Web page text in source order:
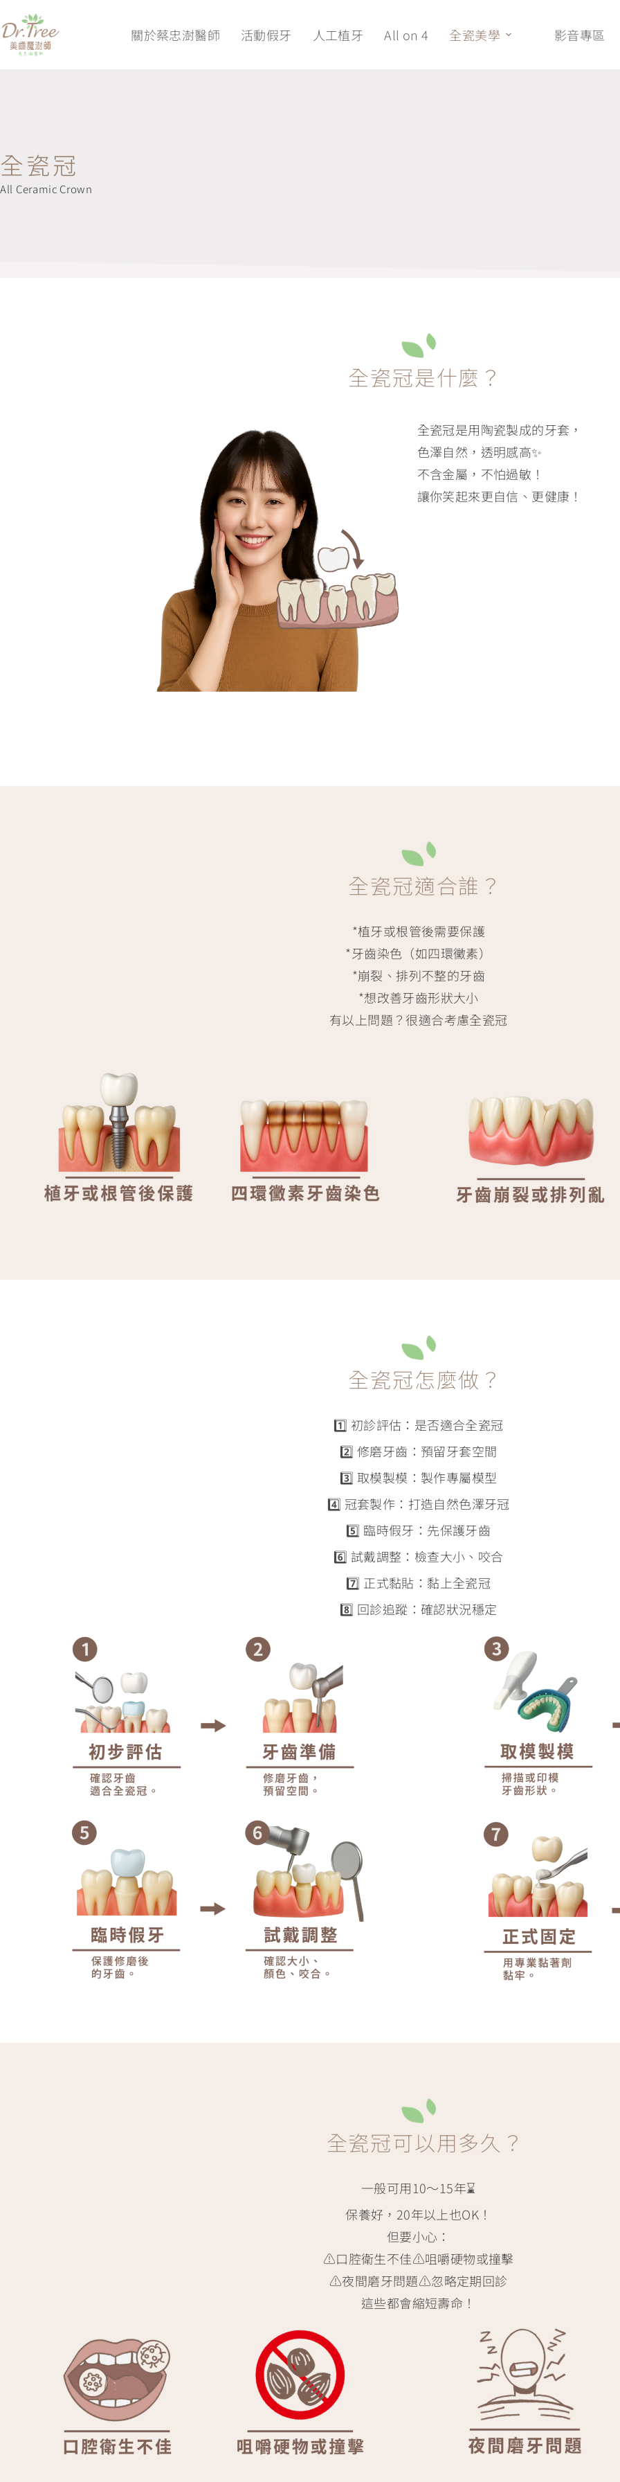
關於蔡忠澍醫師 活動假牙 人工植牙 All on 4 全瓷美學 影音專區
全瓷冠
All Ceramic Crown
全瓷冠是什麼？
全瓷冠是用陶瓷製成的牙套，
色澤自然，透明感高✨
不含金屬，不怕過敏！
讓你笑起來更自信、更健康！
全瓷冠適合誰？
*植牙或根管後需要保護
*牙齒染色（如四環黴素）
*崩裂、排列不整的牙齒
*想改善牙齒形狀大小
有以上問題？很適合考慮全瓷冠
全瓷冠怎麼做？
1️⃣ 初診評估：是否適合全瓷冠
2️⃣ 修磨牙齒：預留牙套空間
3️⃣ 取模製模：製作專屬模型
4️⃣ 冠套製作：打造自然色澤牙冠
5️⃣ 臨時假牙：先保護牙齒
6️⃣ 試戴調整：檢查大小、咬合
7️⃣ 正式黏貼：黏上全瓷冠
8️⃣ 回診追蹤：確認狀況穩定
全瓷冠可以用多久？
一般可用10～15年⌛
保養好，20年以上也OK！
但要小心：
⚠️口腔衛生不佳⚠️咀嚼硬物或撞擊
⚠️夜間磨牙問題⚠️忽略定期回診
這些都會縮短壽命！